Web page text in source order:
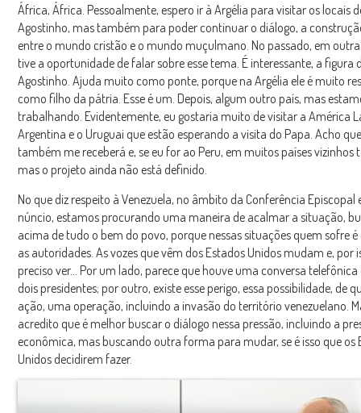
África, África. Pessoalmente, espero ir à Argélia para visitar os locais
Agostinho, mas também para poder continuar o diálogo, a
entre o mundo cristão e o mundo muçulmano. No passado, em
tive a oportunidade de falar sobre esse tema. É interessante, a figura
Agostinho. Ajuda muito como ponte, porque na Argélia ele é muito
como filho da pátria. Esse é um. Depois, algum outro país, mas
trabalhando. Evidentemente, eu gostaria muito de visitar a América
Argentina e o Uruguai que estão esperando a visita do Papa. Acho
também me receberá e, se eu for ao Peru, em muitos países vizinhos
mas o projeto ainda não está definido.
No que diz respeito à Venezuela, no âmbito da Conferência Episcopal
núncio, estamos procurando uma maneira de acalmar a situação,
acima de tudo o bem do povo, porque nessas situações quem sofre
as autoridades. As vozes que vêm dos Estados Unidos mudam e, por
preciso ver… Por um lado, parece que houve uma conversa telefônica
dois presidentes; por outro, existe esse perigo, essa possibilidade, de
ação, uma operação, incluindo a invasão do território venezuelano.
acredito que é melhor buscar o diálogo nessa pressão, incluindo a
econômica, mas buscando outra forma para mudar, se é isso que os
Unidos decidirem fazer.